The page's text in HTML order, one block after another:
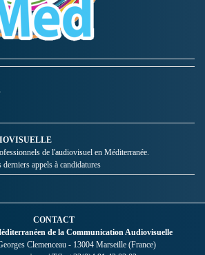
de l'audiovisuel en Méditerranée.
appels à candidatures
CONTACT
de la Communication Audiovisuelle
Clemenceau - 13004 Marseille (France)